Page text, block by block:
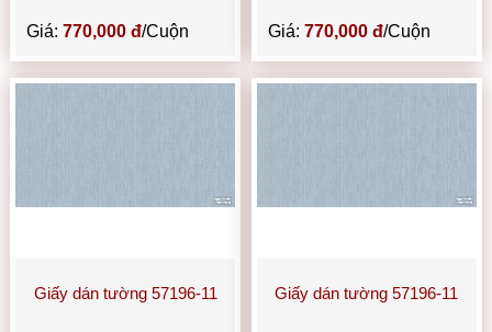
Giá:770,000 đ/Cuộn Giá: 770,000 đ/Cuộn
Giấy dán tường 57196-11 Giấy dán tường 57196-11